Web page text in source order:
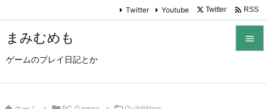
まみむめも
ゲームのプレイ日記とか

Twitter Youtube Twitter  RSS